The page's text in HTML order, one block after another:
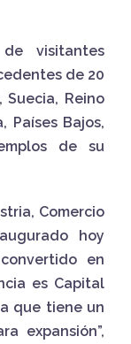
visitantes
de 20
Suecia, Reino
Países Bajos,
de su
Comercio
hoy
en
es Capital
que tiene un
expansión”,